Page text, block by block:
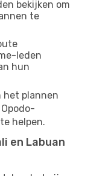
bekijken om
te
leden
hun
het plannen
helpen.
en Labuan